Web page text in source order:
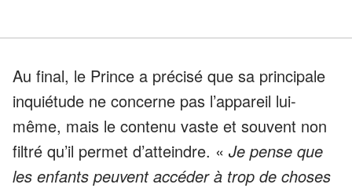
Au final, le Prince a précisé que sa principale
inquiétude ne concerne pas l’appareil lui-
même, mais le contenu vaste et souvent non
filtré qu’il permet d’atteindre. « Je pense que
les enfants peuvent accéder à trop de choses